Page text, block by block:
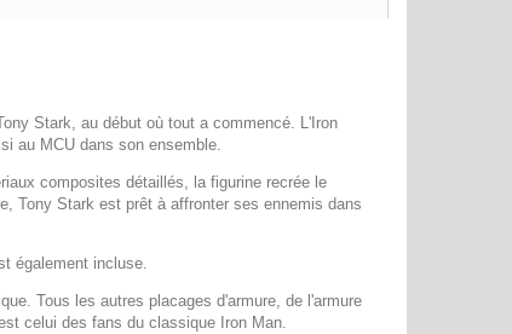
Stark, au début où tout a commencé. L'Iron
au MCU dans son ensemble.
composites détaillés, la figurine recrée le
Tony Stark est prêt à affronter ses ennemis dans
également incluse.
Tous les autres placages d'armure, de l'armure
celui des fans du classique Iron Man.